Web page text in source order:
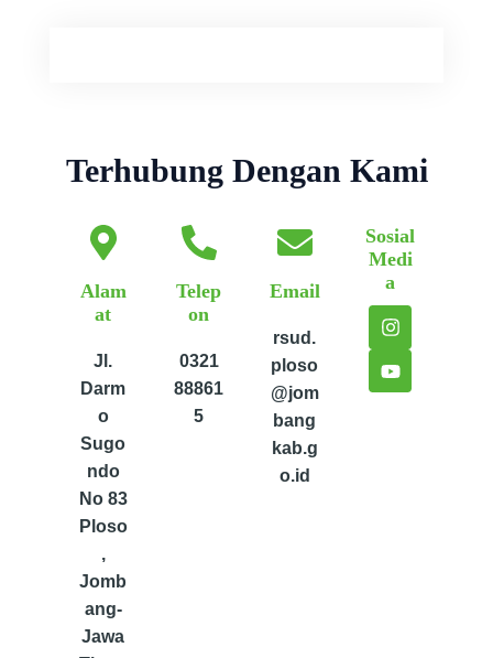
Terhubung Dengan Kami
Alam
at
Jl.
Darm
o
Sugo
ndo
No 83
Ploso
,
Jomb
ang-
Jawa
Telep
on
0321
88861
5
Email
rsud.
ploso
@jom
bang
kab.g
o.id
Sosial
Medi
a
I
n
t
a
Y
o
t
u